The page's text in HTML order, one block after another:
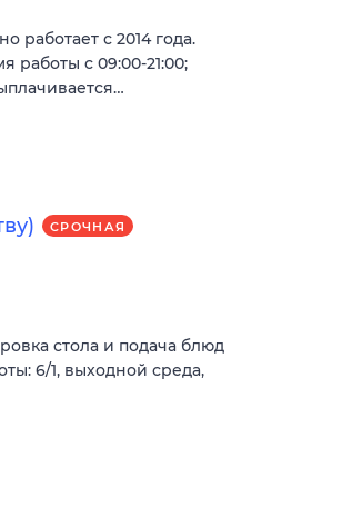
с 2014 года.
работы с 09:00-21:00;
СРОЧНАЯ
стола и подача блюд
6/1, выходной среда,